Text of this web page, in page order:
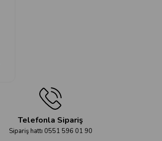
Telefonla Sipariş
Sipariş hattı 0551 596 01 90